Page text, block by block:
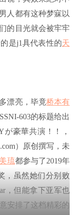
人都有这种梦寐以
的目光就会被牢牢
是j1具代表性的天
漂亮，毕竟桥本有
603的标题给出
豪華共演！！，
）原创撰写，未
琉都参与了2019年
，虽然她们分别败
，但能拿下亚军也
安排了这档精彩的